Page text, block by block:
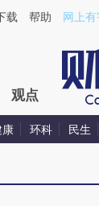
载 帮助 网上
观点
康 环科 民生